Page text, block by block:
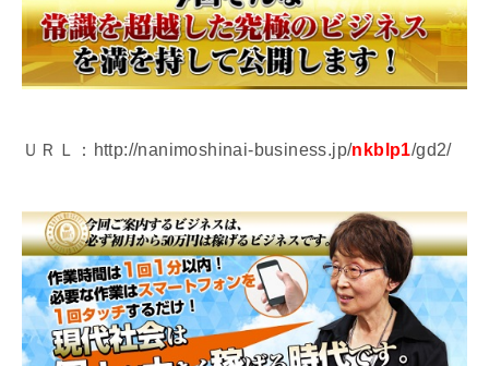
ＵＲＬ：http://nanimoshinai-business.jp/nkblp1/gd2/